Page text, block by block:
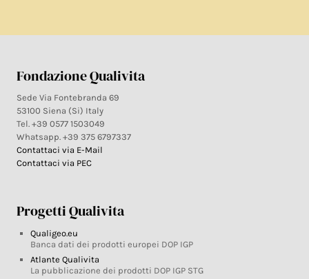
Fondazione Qualivita
Sede Via Fontebranda 69
53100 Siena (Si) Italy
Tel. +39 0577 1503049
Whatsapp. +39 375 6797337
Contattaci via E-Mail
Contattaci via PEC
Progetti Qualivita
Qualigeo.eu
Banca dati dei prodotti europei DOP IGP
Atlante Qualivita
La pubblicazione dei prodotti DOP IGP STG